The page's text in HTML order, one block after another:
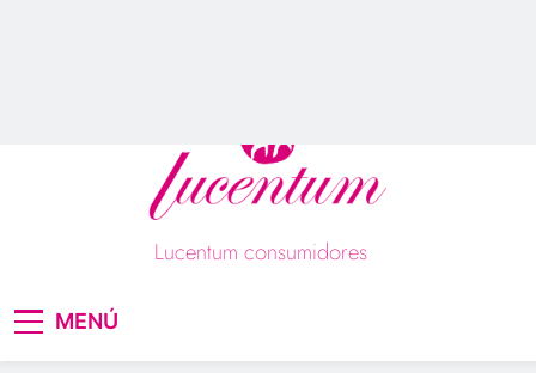
Lucentum consumidores
MENÚ